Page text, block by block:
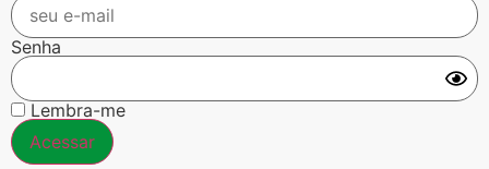
Senha
Lembra-me